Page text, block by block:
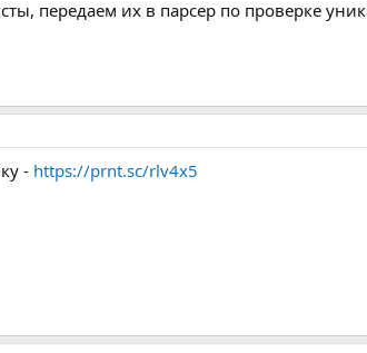
передаем их в парсер по проверке
- https://prnt.sc/rlv4x5